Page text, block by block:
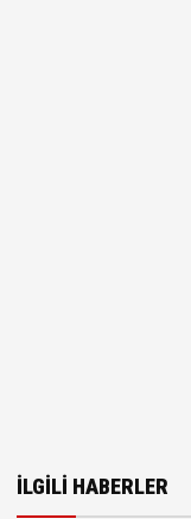
İLGILI HABERLER